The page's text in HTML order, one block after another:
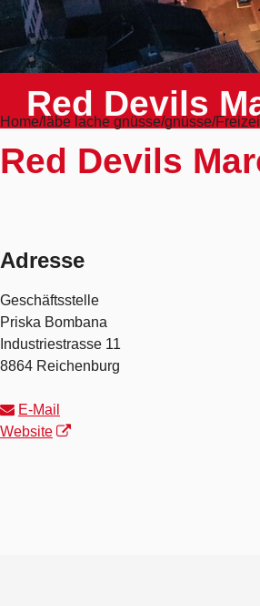
Red Devils
Home läbe lache gnüsse gnüsse
Red Devils
Adresse
Geschäftsstelle
Priska Bombana
Industriestrasse 11
8864 Reichenburg
E-Mail
Website